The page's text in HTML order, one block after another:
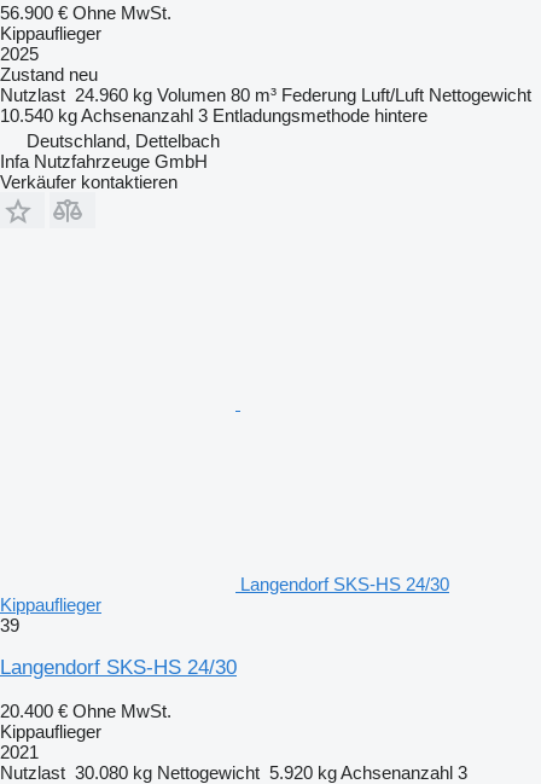
56.900 € Ohne MwSt.
Kippauflieger
2025
Zustand neu
Nutzlast 24.960 kg Volumen 80 m³ Federung Luft/Luft Nettogewicht
10.540 kgAchsenanzahl 3 Entladungsmethode hintere
Deutschland, Dettelbach
Infa Nutzfahrzeuge GmbH
Verkäufer kontaktieren
Langendorf SKS-HS 24/30
Kippauflieger
39
Langendorf SKS-HS 24/30
20.400 € Ohne MwSt.
Kippauflieger
2021
Nutzlast 30.080 kg Nettogewicht 5.920 kgAchsenanzahl 3